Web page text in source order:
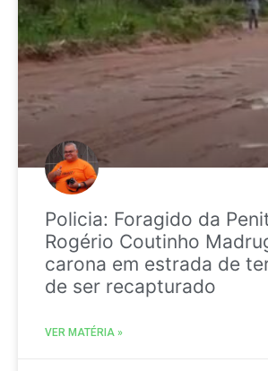
Policia: Foragido da
Rogério Coutinho
carona em estrada de
de ser recapturado
VER MATÉRIA »